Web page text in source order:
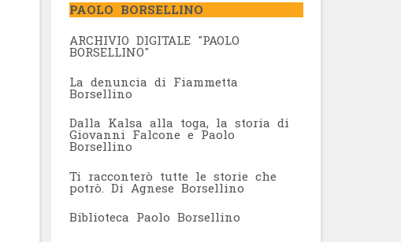
PAOLO BORSELLINO
ARCHIVIO DIGITALE "PAOLO
BORSELLINO"
La denuncia di Fiammetta
Borsellino
Dalla Kalsa alla toga, la storia di
Giovanni Falcone e Paolo
Borsellino
Ti racconterò tutte le storie che
potrò. Di Agnese Borsellino
Biblioteca Paolo Borsellino